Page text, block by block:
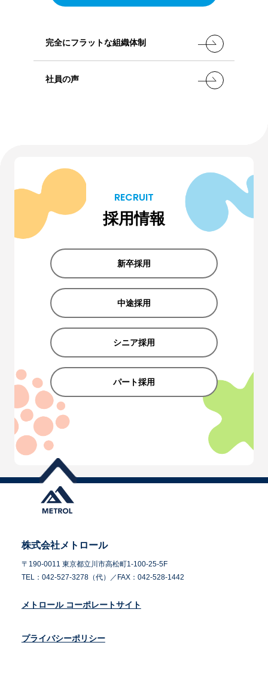
完全にフラットな組織体制
社員の声
RECRUIT
採用情報
新卒採用
中途採用
シニア採用
パート採用
株式会社メトロール
〒190-0011 東京都立川市高松町1-100-25-5F
TEL：042-527-3278（代）／FAX：042-528-1442
メトロール コーポレートサイト
プライバシーポリシー